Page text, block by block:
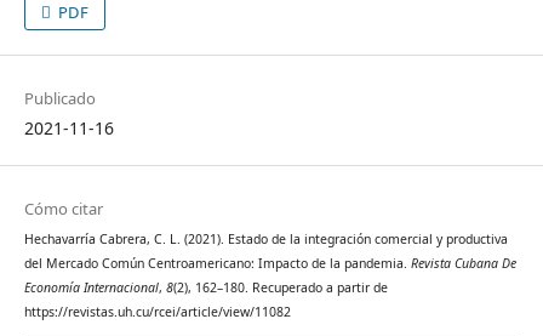
PDF
Publicado
2021-11-16
Cómo citar
Hechavarría Cabrera, C. L. (2021). Estado de la integración comercial y productiva
del Mercado Común Centroamericano: Impacto de la pandemia. Revista Cubana De
Economía Internacional, 8(2), 162–180. Recuperado a partir de
https://revistas.uh.cu/rcei/article/view/11082